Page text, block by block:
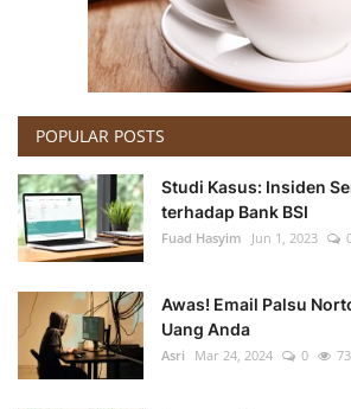
POPULAR POSTS
Studi Kasus: Insiden
terhadap Bank BSI
Fuad Hasyim Jun 1, 2023
Awas! Email Palsu
Uang Anda
Asri Mar 24, 2024 0